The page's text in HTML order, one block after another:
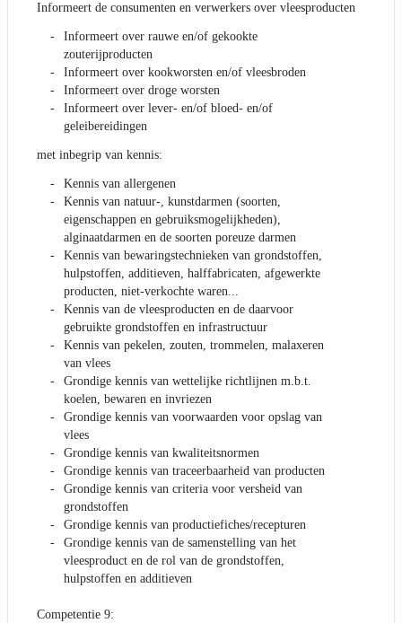
Informeert de consumenten en verwerkers over vleesproducten
Informeert over rauwe en/of gekookte
zouterijproducten
Informeert over kookworsten en/of vleesbroden
Informeert over droge worsten
Informeert over lever- en/of bloed- en/of
geleibereidingen
met inbegrip van kennis:
Kennis van allergenen
Kennis van natuur-, kunstdarmen (soorten,
eigenschappen en gebruiksmogelijkheden),
alginaatdarmen en de soorten poreuze darmen
Kennis van bewaringstechnieken van grondstoffen,
hulpstoffen, additieven, halffabricaten, afgewerkte
producten, niet-verkochte waren...
Kennis van de vleesproducten en de daarvoor
gebruikte grondstoffen en infrastructuur
Kennis van pekelen, zouten, trommelen, malaxeren
van vlees
Grondige kennis van wettelijke richtlijnen m.b.t.
koelen, bewaren en invriezen
Grondige kennis van voorwaarden voor opslag van
vlees
Grondige kennis van kwaliteitsnormen
Grondige kennis van traceerbaarheid van producten
Grondige kennis van criteria voor versheid van
grondstoffen
Grondige kennis van productiefiches/recepturen
Grondige kennis van de samenstelling van het
vleesproduct en de rol van de grondstoffen,
hulpstoffen en additieven
Competentie 9: